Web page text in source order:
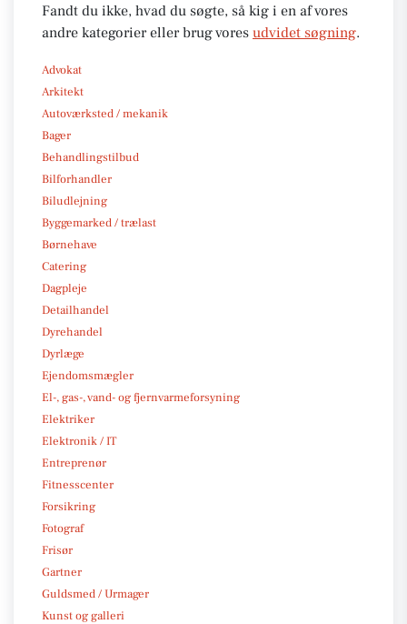
Fandt du ikke, hvad du søgte, så kig i en af vores
andre kategorier eller brug vores udvidet søgning.
Advokat
Arkitekt
Autoværksted / mekanik
Bager
Behandlingstilbud
Bilforhandler
Biludlejning
Byggemarked / trælast
Børnehave
Catering
Dagpleje
Detailhandel
Dyrehandel
Dyrlæge
Ejendomsmægler
El-, gas-, vand- og fjernvarmeforsyning
Elektriker
Elektronik / IT
Entreprenør
Fitnesscenter
Forsikring
Fotograf
Frisør
Gartner
Guldsmed / Urmager
Kunst og galleri